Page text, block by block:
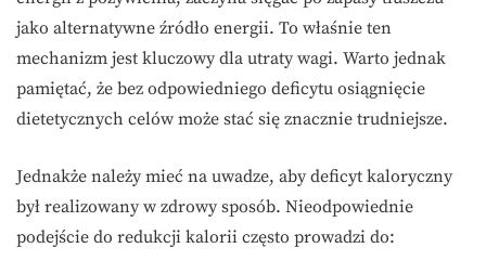
jako alternatywne źródło energii. To właśnie ten
mechanizm jest kluczowy dla utraty wagi. Warto jednak
pamiętać, że bez odpowiedniego deficytu osiągnięcie
dietetycznych celów może stać się znacznie trudniejsze.
Jednakże należy mieć na uwadze, aby deficyt kaloryczny
był realizowany w zdrowy sposób. Nieodpowiednie
podejście do redukcji kalorii często prowadzi do: